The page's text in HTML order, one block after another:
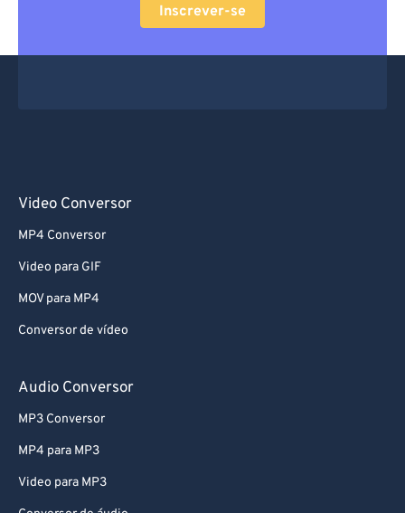
Inscrever-se
Video Conversor
MP4 Conversor
Video para GIF
MOV para MP4
Conversor de vídeo
Audio Conversor
MP3 Conversor
MP4 para MP3
Video para MP3